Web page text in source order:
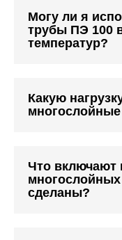
Могу ли я
трубы ПЭ 100
температур?
Какую
Что включают
сделаны?